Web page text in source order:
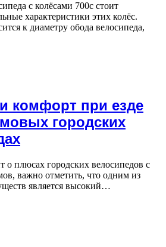
с колёсами 700c стоит
характеристики этих колёс.
к диаметру обода велосипеда,
комфорт при езде
городских
о плюсах городских велосипедов с
важно отметить, что одним из
является высокий…